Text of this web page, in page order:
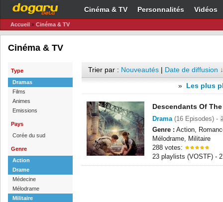
Cinéma & TV Personnalités Vidéos
Accueil » Cinéma & TV
Cinéma & TV
Type
Dramas
Films
Animes
Emissions
Pays
Corée du sud
Genre
Action
Drame
Médecine
Mélodrame
Militaire
Trier par : Nouveautés | Date de diffusion ↓
» Les plus
Descendants Of
Drama(16 Episodes) -
Genre : Action,
Mélodrame, Militaire
288 votes:
23 playlists (VOSTF) -